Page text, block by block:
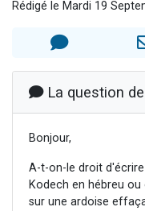
Il
Rédigé le Mardi 19
La question de
Bonjour,
A-t-on-le droit
Kodech en hébreu
sur une ardoise